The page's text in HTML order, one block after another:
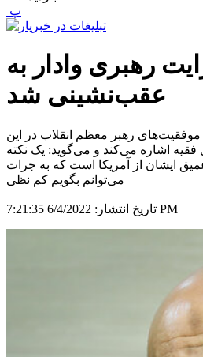
‍ پ
رهبری وادار به
عقب‌نشینی شد
رهبر معظم انقلاب در این
فقیه اشاره می‌کند و می‌گوید: یک نکته
ایشان از آمریکا است که به جرات
می‌توانم بگویم کم نظی
تاریخ انتشار: 6/4/2022 7:21:35 PM